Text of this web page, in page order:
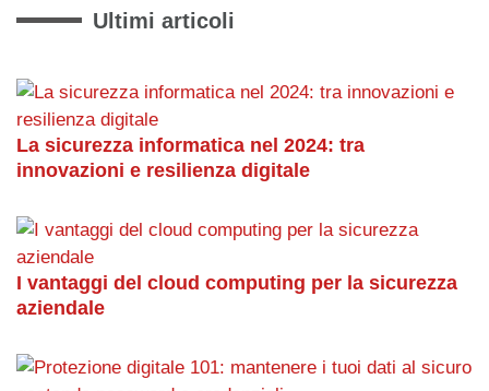
Ultimi articoli
La sicurezza informatica nel 2024: tra
innovazioni e resilienza digitale
I vantaggi del cloud computing per la sicurezza
aziendale